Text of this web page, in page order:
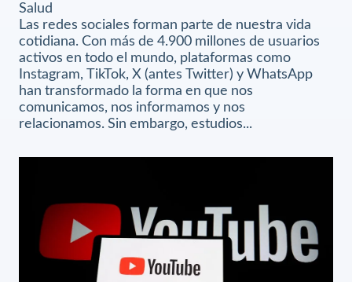
Salud
Las redes sociales forman parte de nuestra vida
cotidiana. Con más de 4.900 millones de usuarios
activos en todo el mundo, plataformas como
Instagram, TikTok, X (antes Twitter) y WhatsApp
han transformado la forma en que nos
comunicamos, nos informamos y nos
relacionamos. Sin embargo, estudios...